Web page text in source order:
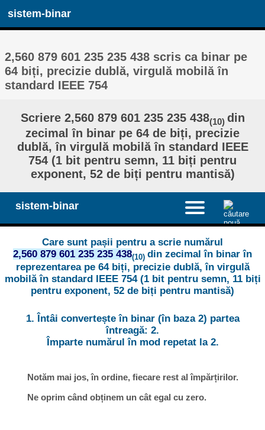
sistem-binar
2,560 879 601 235 235 438 scris ca binar pe
64 biți, precizie dublă, virgulă mobilă în
standard IEEE 754
Scriere 2,560 879 601 235 235 438(10) din
zecimal în binar pe 64 de biți, precizie
dublă, în virgulă mobilă în standard IEEE
754 (1 bit pentru semn, 11 biți pentru
exponent, 52 de biți pentru mantisă)
sistem-binar
Care sunt pașii pentru a scrie numărul
2,560 879 601 235 235 438(10) din zecimal în binar în
reprezentarea pe 64 biți, precizie dublă, în virgulă
mobilă în standard IEEE 754 (1 bit pentru semn, 11 biți
pentru exponent, 52 de biți pentru mantisă)
1. Întâi convertește în binar (în baza 2) partea
întreagă: 2.
Împarte numărul în mod repetat la 2.
Notăm mai jos, în ordine, fiecare rest al împărțirilor.
Ne oprim când obținem un cât egal cu zero.